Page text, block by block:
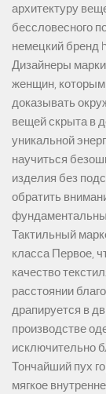
архитектуру
бессловесного
немецкий бренд
Дизайнеры
женщин,
доказывать
вещей скрыта в
уникальной
научиться
изделия без
обратить
Тактильный
класса Первое,
качество
расстоянии
драпируется в
производстве
исключительно
Тончайший пух
мягкое